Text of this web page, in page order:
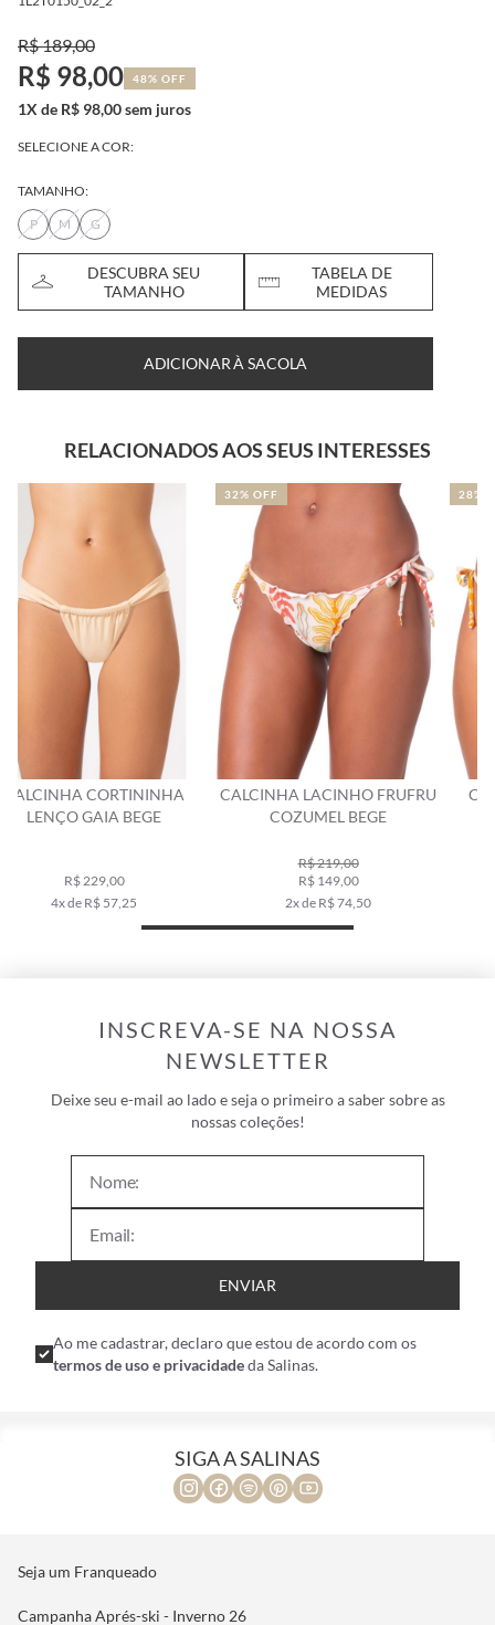
R$ 189,00
R$ 98,00 48% OFF
1X de R$ 98,00 sem juros
SELECIONE A COR:
TAMANHO:
P
M G
DESCUBRA SEU
TAMANHO
TABELA DE
MEDIDAS
ADICIONAR À SACOLA
RELACIONADOS AOS SEUS INTERESSES
CALCINHA LACINHO FRUFRU
COZUMEL BEGE
R$ 149,00
2x de R$ 74,50
32% OFF
CALCINHA LACINHO VIÉS
COZUMEL BEGE
R$ 179,00
R$ 129,00
2x de R$ 64,50
28% OFF
INSCREVA-SE NA NOSSA
NEWSLETTER
Deixe seu e-mail ao lado e seja o primeiro a saber sobre as
nossas coleções!
ENVIAR
Ao me cadastrar, declaro que estou de acordo com os
termos de uso e privacidadeda Salinas.
SIGA A SALINAS
Seja um Franqueado
Campanha Aprés-ski - Inverno 26